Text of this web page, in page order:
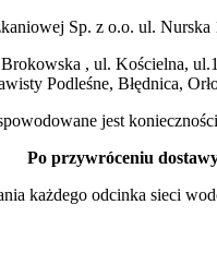
Sp. z o.o. ul.
, ul. Kościelna,
Podleśne, Błędnica,
jest
Po przywróceniu
każdego odcinka sieci